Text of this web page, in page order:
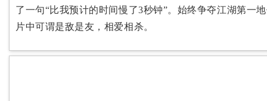
了一句“比我预计的时间慢了3秒钟”。始终争夺江湖第一
片中可谓是敌是友，相爱相杀。